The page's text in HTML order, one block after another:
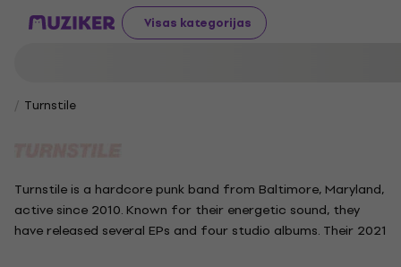
Visas kategorijas
Turnstile
Turnstile is a hardcore punk band from Baltimore, Maryland,
active since 2010. Known for their energetic sound, they
have released several EPs and four studio albums. Their 2021